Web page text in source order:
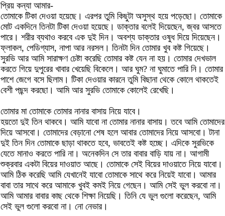
প্রিয় কন্যা আমার-
তোমাকে টিকা দেওয়া হয়েছে। এরপর তুমি কিছুটা অসুস্থ হয়ে পড়েছো। তোমাকে
মোট একদিনে তিনটা টিকা দেওয়া হয়েছে। ডাক্তার বলেই দিয়েছেন, জ্বর আসতে
পারে। শরীর ব্যথাও করবে এক দুই দিন। অবশ্য ডাক্তার ওষুধ দিয়ে দিয়েছেন।
ফ্লাকল, পেডিগ্যাস, নাপা আর নরসল। তিনটা দিন তোমার খুব কষ্ট গিয়েছে।
সুরভি আর আমি সারাক্ষণ চেষ্টা করেছি তোমার কষ্ট যেন না হয়। তোমার দেখভাল
করতে গিয়ে দুপুরের খাবার খেয়েছি বিকেলে। আর ঘুম? না ঘুমাতে পারি নি। তোমার
পাশে জেগে বসে ছিলাম। টিকা দেওয়ার কারনে তুমি বিছানা থেকে কোলে থাকতেই
বেশী পছন্দ করছো। আমি আর সুরভি তোমাকে কোলেই রেখেছি।
তোমার মা তোমাকে তোমার নানার বাসায় নিয়ে যাবে।
হয়তো দুই তিন থাকবে। আমি যাবো না তোমার নানার বাসায়। তবে আমি তোমাদের
দিয়ে আসবো। তোমাদের বেড়ানো শেষ হলে আবার তোমাদের নিয়ে আসবো। টানা
দুই তিন দিন তোমাকে ছাড়া থাকতে হবে, ভাবতেই কষ্ট হচ্ছে। এদিকে সুরভিকে
যেতে মানাও করতে পারি না। অনেকদিন সে তার বাবার বাড়ি যায় না। আগামী
শুক্রবার একটা বিয়ের দাওয়াত আছে। তোমাকে সেই বিয়ের দাওয়াতে নিয়ে যাবো।
আমি ঠিক করেছি আমি যেখানেই যাবো তোমাকে সাথে করে নিয়েই যাবো। আমার
বাবা তার সাথে করে আমাকে খুবই কমই নিয়ে গেছেন। আমি সেই ভুল করবো না।
আমি আমার বাবার কাছ থেকে শিক্ষা নিয়েছি। তিনি যে ভুল গুলো করেছেন, আমি
সেই ভুল গুলো করবো না। নো নেভার।